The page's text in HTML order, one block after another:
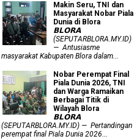
Makin Seru, TNI dan
Masyarakat Nobar Piala
Dunia di Blora
𝗕𝗟𝗢𝗥𝗔
(SEPUTARBLORA.MY.ID)
— Antusiasme
masyarakat Kabupaten Blora dalam...
Nobar Perempat Final
Piala Dunia 2026, TNI
dan Warga Ramaikan
Berbagai Titik di
Wilayah Blora
𝗕𝗟𝗢𝗥𝗔
(SEPUTARBLORA.MY.ID) — Pertandingan
perempat final Piala Dunia 2026...